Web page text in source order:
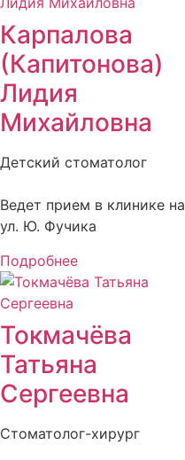
Карпалова
(Капитонова)
Лидия
Михайловна
Детский стоматолог
Ведет прием в клинике на
ул. Ю. Фучика
Подробнее
Токмачёва
Татьяна
Сергеевна
Стоматолог-хирург